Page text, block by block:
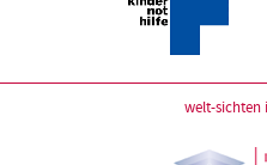
welt-sichten